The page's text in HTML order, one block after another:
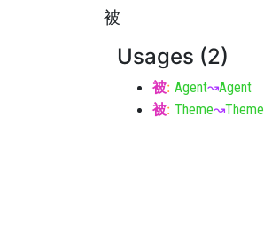
被
Usages (2)
被: Agent↝Agent
被: Theme↝Theme